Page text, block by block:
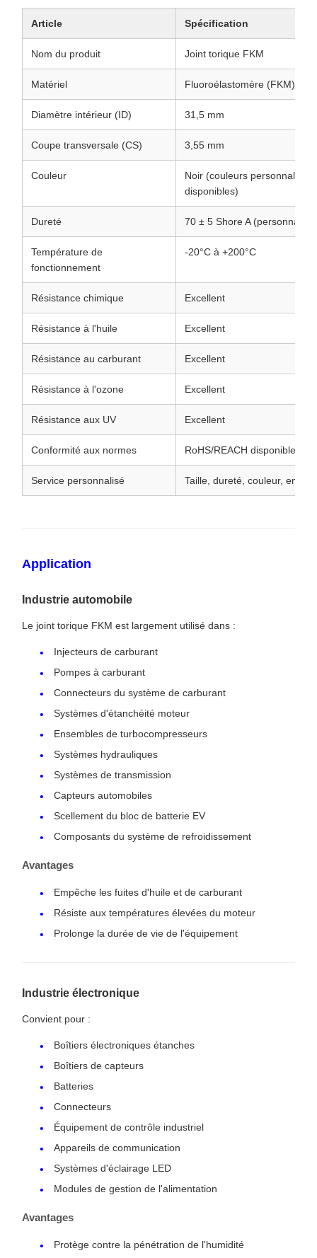
Article Spécification
Nom du produit Joint torique FKM
Matériel Fluoroélastomère (FKM)
Diamètre intérieur (ID) 31,5 mm
Coupe transversale (CS) 3,55 mm
Couleur
Noir (couleurs
disponibles)
Dureté 70 ± 5 Shore A
Température de
fonctionnement
-20°C à +200°C
Résistance chimique Excellent
Résistance à l'huile Excellent
Résistance au carburant Excellent
Résistance à l'ozone Excellent
Résistance aux UV Excellent
Conformité aux normes RoHS/REACH disponible
Service personnalisé Taille, dureté, couleur,
Application
Industrie automobile
Le joint torique FKM est largement utilisé dans :
Injecteurs de carburant
Pompes à carburant
Connecteurs du système de carburant
Systèmes d'étanchéité moteur
Ensembles de turbocompresseurs
Systèmes hydrauliques
Systèmes de transmission
Capteurs automobiles
Scellement du bloc de batterie EV
Composants du système de refroidissement
Avantages
Empêche les fuites d'huile et de carburant
Résiste aux températures élevées du moteur
Prolonge la durée de vie de l'équipement
Industrie électronique
Convient pour :
Boîtiers électroniques étanches
Boîtiers de capteurs
Batteries
Connecteurs
Équipement de contrôle industriel
Appareils de communication
Systèmes d'éclairage LED
Modules de gestion de l'alimentation
Avantages
Protège contre la pénétration de l'humidité